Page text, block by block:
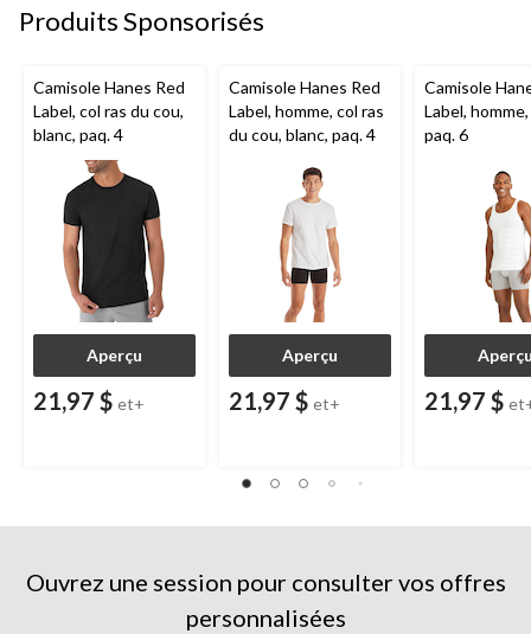
Produits Sponsorisés
Camisole Hanes Red
Label, col ras du cou,
blanc, paq. 4
Aperçu
21,97 $ et+
Camisole Hanes Red
Label, homme, col ras
du cou, blanc, paq. 4
Aperçu
21,97 $ et+
Camisole
Label,
paq. 6
21,97 $
Ouvrez une session pour consulter vos offres
personnalisées